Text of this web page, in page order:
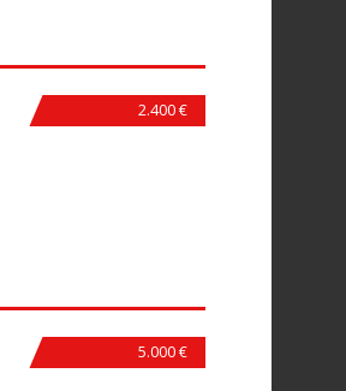
2.400 €
5.000 €